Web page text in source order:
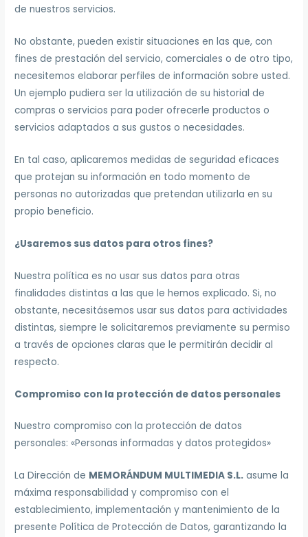
de nuestros servicios.
No obstante, pueden existir situaciones en las que, con
fines de prestación del servicio, comerciales o de otro tipo,
necesitemos elaborar perfiles de información sobre usted.
Un ejemplo pudiera ser la utilización de su historial de
compras o servicios para poder ofrecerle productos o
servicios adaptados a sus gustos o necesidades.
En tal caso, aplicaremos medidas de seguridad eficaces
que protejan su información en todo momento de
personas no autorizadas que pretendan utilizarla en su
propio beneficio.
¿Usaremos sus datos para otros fines?
Nuestra política es no usar sus datos para otras
finalidades distintas a las que le hemos explicado. Si, no
obstante, necesitásemos usar sus datos para actividades
distintas, siempre le solicitaremos previamente su permiso
a través de opciones claras que le permitirán decidir al
respecto.
Compromiso con la protección de datos personales
Nuestro compromiso con la protección de datos
personales: «Personas informadas y datos protegidos»
La Dirección de MEMORÁNDUM MULTIMEDIA S.L. asume la
máxima responsabilidad y compromiso con el
establecimiento, implementación y mantenimiento de la
presente Política de Protección de Datos, garantizando la